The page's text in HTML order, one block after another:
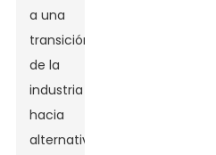
a una
transición
de la
industria
hacia
alternativas